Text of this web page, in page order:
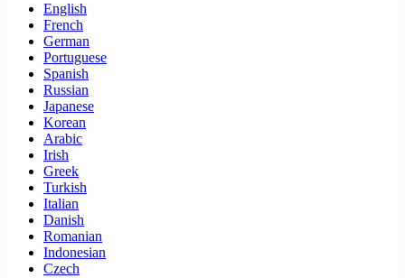
English
French
German
Portuguese
Spanish
Russian
Japanese
Korean
Arabic
Irish
Greek
Turkish
Italian
Danish
Romanian
Indonesian
Czech